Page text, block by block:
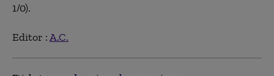
1/0).
Editor :A.C.